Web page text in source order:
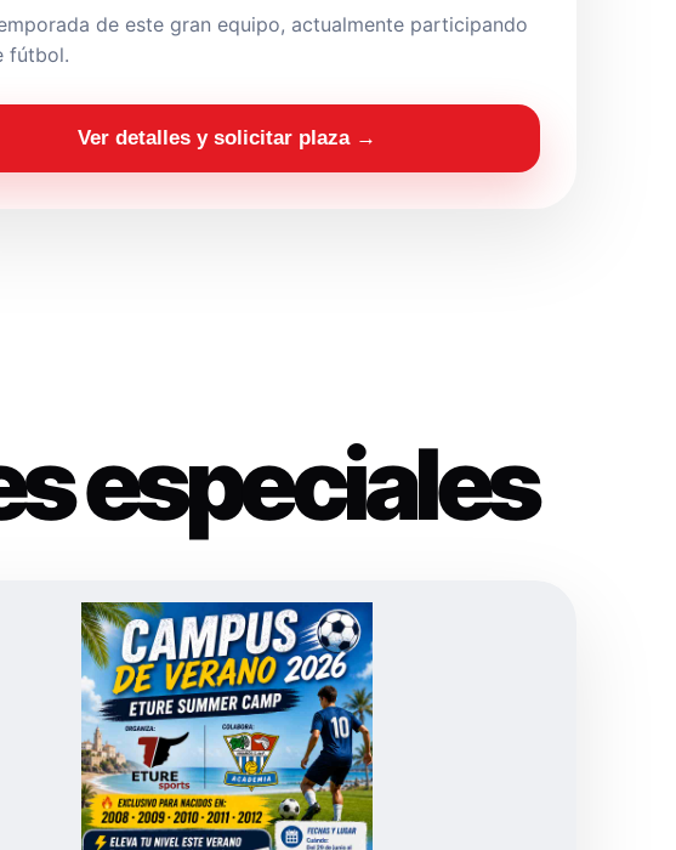
de este gran equipo, actualmente participando
fútbol.
Ver detalles y solicitar plaza →
especiales